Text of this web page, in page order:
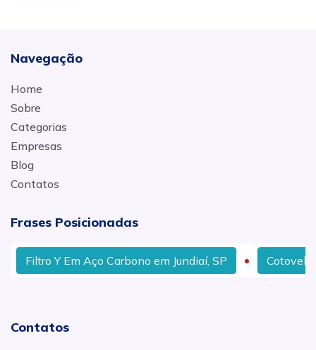
Navegação
Home
Sobre
Categorias
Empresas
Blog
Contatos
Frases Posicionadas
Filtro Y Em Aço Carbono em Jundiaí, SP Cotovelo
Contatos